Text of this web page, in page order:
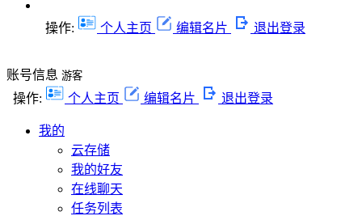
操作: 个人主页 编辑名片 退出登录
账号信息 游客
操作: 个人主页 编辑名片 退出登录
我的
云存储
我的好友
在线聊天
任务列表